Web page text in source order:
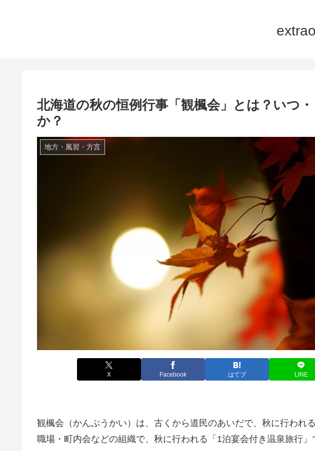
北海道の秋の恒例行事「観楓会」とは？いつ
か？
地方・風習・方言
X Facebook はてブ LINE
観楓会（かんぷうかい）は、古くから道民のあいだで、秋に行われ
職場・町内会などの組織で、秋に行われる「1泊宴会付き温泉旅行」